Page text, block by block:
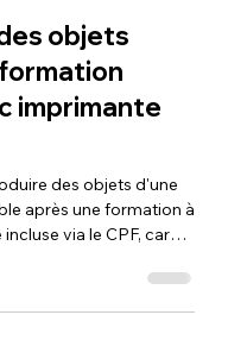
objets
imprimante
après une formation à
via le CPF, car